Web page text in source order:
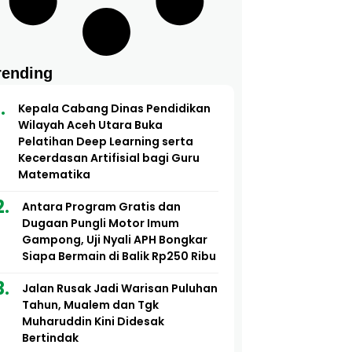
Kepala Cabang Dinas Pendidikan
Wilayah Aceh Utara Buka
Pelatihan Deep Learning serta
Kecerdasan Artifisial bagi Guru
Matematika
Antara Program Gratis dan
Dugaan Pungli Motor Imum
Gampong, Uji Nyali APH Bongkar
Siapa Bermain di Balik Rp250 Ribu
Jalan Rusak Jadi Warisan Puluhan
Tahun, Mualem dan Tgk
Muharuddin Kini Didesak
Bertindak